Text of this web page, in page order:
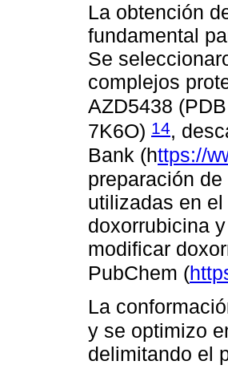
La obtención
fundamental
Se
complejos
AZD5438
7K6O) 14,
Bank (https://
preparación
utilizadas en
doxorrubicina
modificar
PubChem (
La
y se optimizo
delimitando el